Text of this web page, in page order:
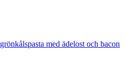
med ädelost och bacon